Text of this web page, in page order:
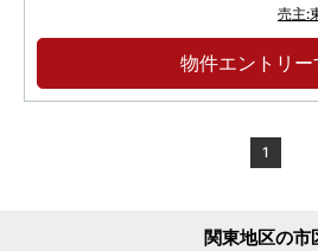
駐車場100％完備。フィッ
ナ・ワークスペース他、ウェ
シェ開催他、環境配慮の先進技
売主:
物件エントリー
1
関東地区の市